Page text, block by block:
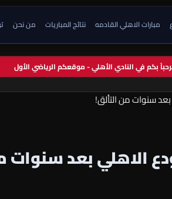
مبارات الاهلي القادمه نتائج المباريات من نحن
بكم في النادي الأهلي - موقعكم الرياضي الأول
سنوات من التألق!
الاهلي بعد سنوات